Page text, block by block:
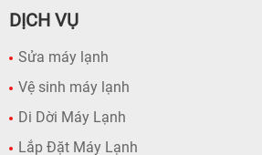
DỊCH VỤ
Sửa máy lạnh
Vệ sinh máy lạnh
Di Dời Máy Lạnh
Lắp Đặt Máy Lạnh